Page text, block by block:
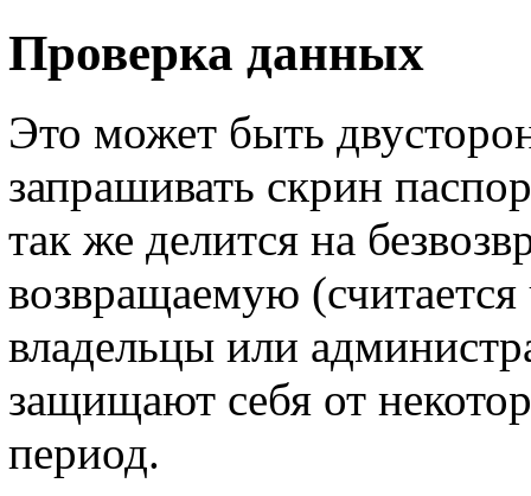
Проверка данных
Это может быть
запрашивать скрин
так же делится на
возвращаемую
владельцы или
защищают себя от
период.